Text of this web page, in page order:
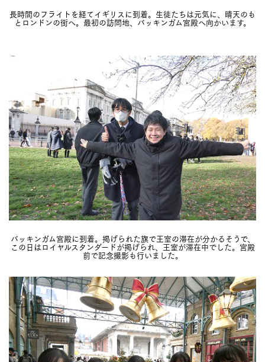
長時間のフライトを経てイギリスに到着。生徒たちは元気に、晴天のも
とロンドンの街へ。最初の訪問地、バッキンガム宮殿へ向かいます。
バッキンガム宮殿に到着。掲げられた旗で王室の滞在が分かるそうで、
この日はロイヤルスタンダードが掲げられ、王室が滞在中でした。宮殿
前で記念撮影も行いました。